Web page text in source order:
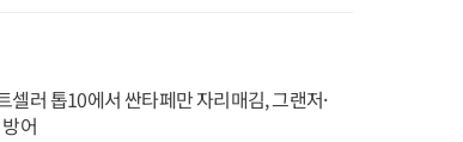
셀러 톱10에서 싼타페만 자리매김, 그랜저·
어